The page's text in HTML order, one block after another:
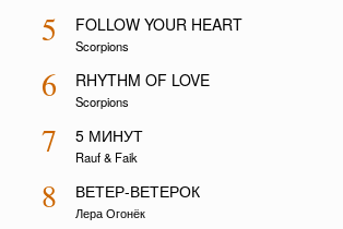
5 FOLLOW YOUR HEART
Scorpions
6 RHYTHM OF LOVE
Scorpions
7 5 МИНУТ
Rauf & Faik
8 ВЕТЕР-ВЕТЕРОК
Лера Огонёк